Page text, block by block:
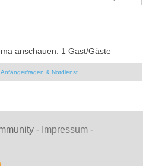
anschauen: 1 Gast/Gäste
Anfängerfragen & Notdienst
- Impressum -